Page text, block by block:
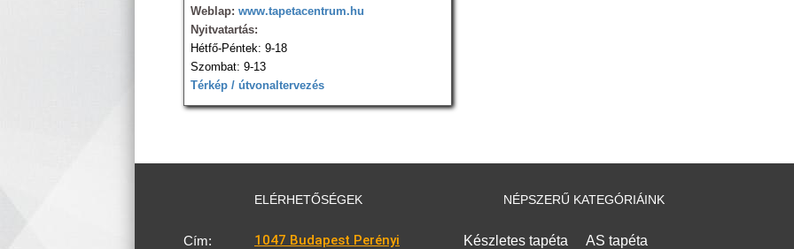
Weblap: www.tapetacentrum.hu
Nyitvatartás:
Hétfő-Péntek: 9-18
Szombat: 9-13
Térkép / útvonaltervezés
ELÉRHETŐSÉGEK
Cím:
1047 Budapest Perényi
NÉPSZERŰ KATEGÓRIÁINK
Készletes tapéta
AS tapéta